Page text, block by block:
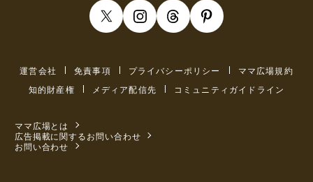
運営会社 免責事項 プライバシーポリシー
ママ広場規約
知的財産権
メディア配信先 コミュニティガイドライン
ママ広場とは
広告掲載に関するお問い合わせ
お問い合わせ